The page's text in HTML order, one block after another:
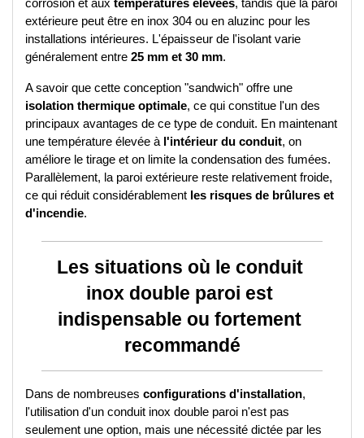
corrosion et aux températures élevées, tandis que la paroi
extérieure peut être en inox 304 ou en aluzinc pour les
installations intérieures. L'épaisseur de l'isolant varie
généralement entre 25 mm et 30 mm.
isolation thermique optimale, ce qui constitue l'un des
principaux avantages de ce type de conduit. En maintenant
une température élevée à l'intérieur du conduit, on
améliore le tirage et on limite la condensation des fumées.
Parallèlement, la paroi extérieure reste relativement froide,
ce qui réduit considérablement les risques de brûlures et
d'incendie.
Les situations où le conduit
inox double paroi est
indispensable ou fortement
recommandé
Dans de nombreuses configurations d'installation,
l'utilisation d'un conduit inox double paroi n'est pas
seulement une option, mais une nécessité dictée par les